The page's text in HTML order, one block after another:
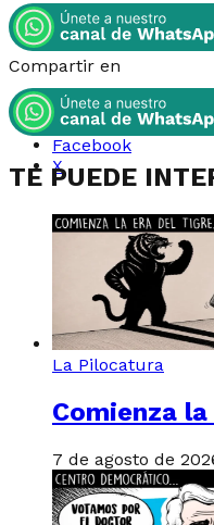
Compartir en
Whatsapp
Instagram
Facebook
X
TE PUEDE
La Pilocatura
Comienza
7 de agosto de